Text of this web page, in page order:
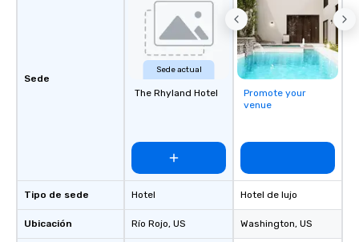
Sede
Tipo de sede
Ubicación
Sede actual
The Rhyland Hotel
Hotel
Río Rojo, US
Promote your
venue
Hotel de lujo
Washington, US